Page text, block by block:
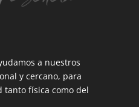
a nuestros
y cercano, para
tanto física como del